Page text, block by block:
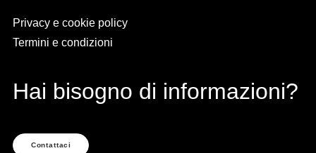
Privacy e cookie policy
Termini e condizioni
Hai bisogno di informazioni?
Contattaci